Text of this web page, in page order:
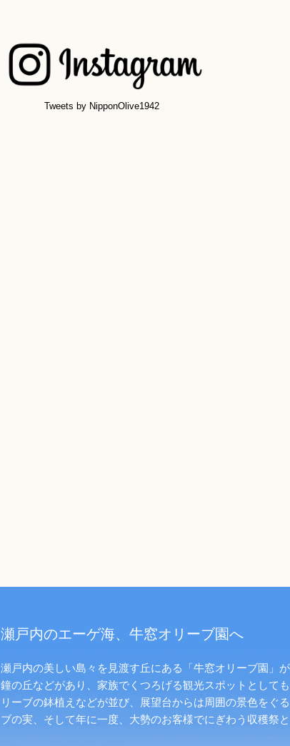
Tweets by NipponOlive1942
瀬戸内のエーゲ海、牛窓オリーブ園へ
瀬戸内の美しい島々を見渡す丘にある「牛窓オリーブ園」
鐘の丘などがあり、家族でくつろげる観光スポットとして
リーブの鉢植えなどが並び、展望台からは周囲の景色をぐ
ブの実、そして年に一度、大勢のお客様でにぎわう収穫祭